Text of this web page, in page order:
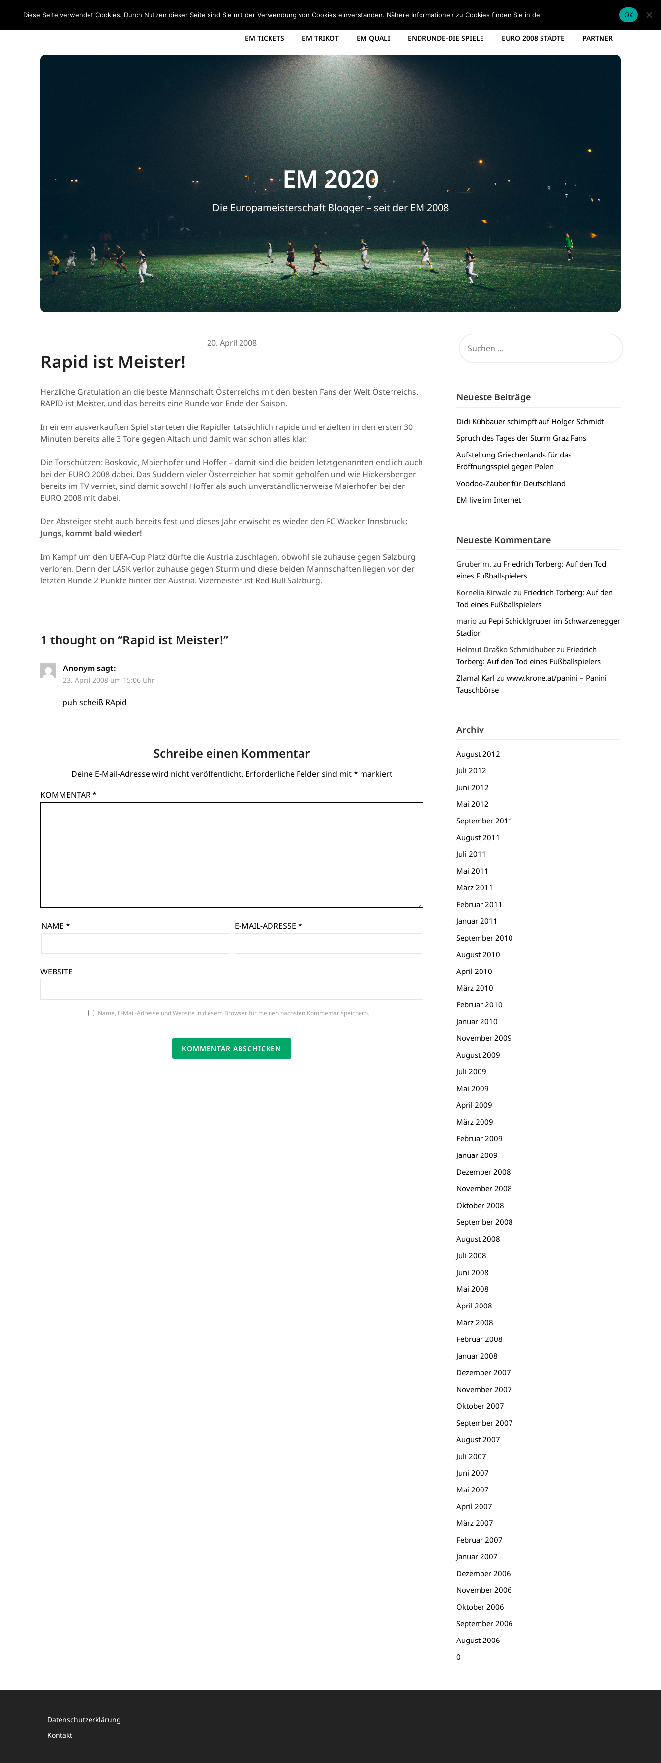
EM 2020 STARTSEITE EM 2008 TABELLE EM 2012 GRUPPEN EM KADER DEUTSCHLAND
EM TICKETS EM TRIKOT EM QUALI ENDRUNDE-DIE SPIELE EURO 2008 STÄDTE PARTNER
EM 2020
Die Europameisterschaft Blogger – seit der EM 2008
20. April 2008
Rapid ist Meister!
Herzliche Gratulation an die beste Mannschaft Österreichs mit den besten Fans der Welt Österreichs.
RAPID ist Meister, und das bereits eine Runde vor Ende der Saison.
In einem ausverkauften Spiel starteten die Rapidler tatsächlich rapide und erzielten in den ersten 30
Minuten bereits alle 3 Tore gegen Altach und damit war schon alles klar.
Die Torschützen: Boskovic, Maierhofer und Hoffer – damit sind die beiden letztgenannten endlich auch
bei der EURO 2008 dabei. Das Suddern vieler Österreicher hat somit geholfen und wie Hickersberger
bereits im TV verriet, sind damit sowohl Hoffer als auch unverständlicherweise Maierhofer bei der
EURO 2008 mit dabei.
Der Absteiger steht auch bereits fest und dieses Jahr erwischt es wieder den FC Wacker Innsbruck:
Jungs, kommt bald wieder!
Im Kampf um den UEFA-Cup Platz dürfte die Austria zuschlagen, obwohl sie zuhause gegen Salzburg
verloren. Denn der LASK verlor zuhause gegen Sturm und diese beiden Mannschaften liegen vor der
letzten Runde 2 Punkte hinter der Austria. Vizemeister ist Red Bull Salzburg.
1 thought on “Rapid ist Meister!”
Anonymsagt:
23. April 2008 um 15:06 Uhr
puh scheiß RApid
Schreibe einen Kommentar
Deine E-Mail-Adresse wird nicht veröffentlicht. Erforderliche Felder sind mit* markiert
KOMMENTAR*
NAME * E-MAIL-ADRESSE*
WEBSITE
Name, E-Mail-Adresse und Website in diesem Browser für meinen nächsten Kommentar speichern.
NACH:
Neueste Beiträge
Didi Kühbauer schimpft auf Holger Schmidt
Spruch des Tages der Sturm Graz Fans
Aufstellung Griechenlands für das
Eröffnungsspiel gegen Polen
Voodoo-Zauber für Deutschland
EM live im Internet
Neueste Kommentare
Gruber m. zu Friedrich Torberg: Auf den Tod
eines Fußballspielers
Kornelia Kirwald zu Friedrich Torberg: Auf den
Tod eines Fußballspielers
mariozu Pepi Schicklgruber im Schwarzenegger
Stadion
Helmut Draško Schmidhuberzu Friedrich
Torberg: Auf den Tod eines Fußballspielers
Zlamal Karl zu www.krone.at/panini – Panini
Tauschbörse
Archiv
August 2012
Juli 2012
Juni 2012
Mai 2012
September 2011
August 2011
Juli 2011
Mai 2011
März 2011
Februar 2011
Januar 2011
September 2010
August 2010
April 2010
März 2010
Februar 2010
Januar 2010
November 2009
August 2009
Juli 2009
Mai 2009
April 2009
März 2009
Februar 2009
Januar 2009
Dezember 2008
November 2008
Oktober 2008
September 2008
August 2008
Juli 2008
Juni 2008
Mai 2008
April 2008
März 2008
Februar 2008
Januar 2008
Dezember 2007
November 2007
Oktober 2007
September 2007
August 2007
Juli 2007
Juni 2007
Mai 2007
April 2007
März 2007
Februar 2007
Januar 2007
Dezember 2006
November 2006
Oktober 2006
September 2006
August 2006
0
Datenschutzerklärung
Kontakt
Diese Seite verwendet Cookies. Durch Nutzen dieser Seite sind Sie mit der Verwendung von Cookies einverstanden. Nähere Informationen zu Cookies finden Sie in der OK